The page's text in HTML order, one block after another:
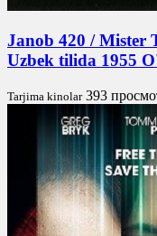
Janob 420 / Mister
Uzbek tilida 1955
Tarjima kinolar 393